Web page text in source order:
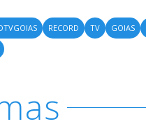
RECORD TV GOIAS